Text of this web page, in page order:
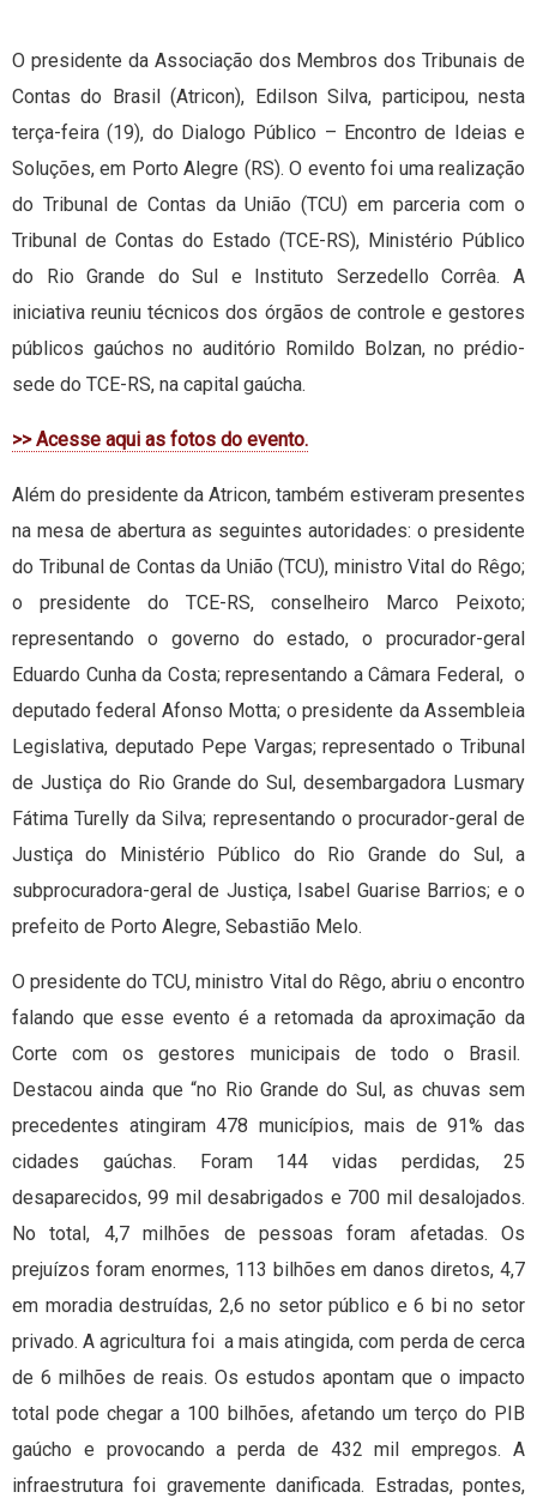
O presidente da Associação dos Membros dos Tribunais de
Contas do Brasil (Atricon), Edilson Silva, participou, nesta
terça-feira (19), do Dialogo Público – Encontro de Ideias e
Soluções, em Porto Alegre (RS). O evento foi uma realização
do Tribunal de Contas da União (TCU) em parceria com o
Tribunal de Contas do Estado (TCE-RS), Ministério Público
do Rio Grande do Sul e Instituto Serzedello Corrêa. A
iniciativa reuniu técnicos dos órgãos de controle e gestores
públicos gaúchos no auditório Romildo Bolzan, no prédio-
sede do TCE-RS, na capital gaúcha.
>> Acesse aqui as fotos do evento.
Além do presidente da Atricon, também estiveram presentes
na mesa de abertura as seguintes autoridades: o presidente
do Tribunal de Contas da União (TCU), ministro Vital do Rêgo;
o presidente do TCE-RS, conselheiro Marco Peixoto;
representando o governo do estado, o procurador-geral
Eduardo Cunha da Costa; representando a Câmara Federal, o
deputado federal Afonso Motta; o presidente da Assembleia
Legislativa, deputado Pepe Vargas; representado o Tribunal
de Justiça do Rio Grande do Sul, desembargadora Lusmary
Fátima Turelly da Silva; representando o procurador-geral de
Justiça do Ministério Público do Rio Grande do Sul, a
subprocuradora-geral de Justiça, Isabel Guarise Barrios; e o
prefeito de Porto Alegre, Sebastião Melo.
O presidente do TCU, ministro Vital do Rêgo, abriu o encontro
falando que esse evento é a retomada da aproximação da
Corte com os gestores municipais de todo o Brasil.
Destacou ainda que “no Rio Grande do Sul, as chuvas sem
precedentes atingiram 478 municípios, mais de 91% das
cidades gaúchas. Foram 144 vidas perdidas, 25
desaparecidos, 99 mil desabrigados e 700 mil desalojados.
No total, 4,7 milhões de pessoas foram afetadas. Os
prejuízos foram enormes, 113 bilhões em danos diretos, 4,7
em moradia destruídas, 2,6 no setor público e 6 bi no setor
privado. A agricultura foi a mais atingida, com perda de cerca
de 6 milhões de reais. Os estudos apontam que o impacto
total pode chegar a 100 bilhões, afetando um terço do PIB
gaúcho e provocando a perda de 432 mil empregos. A
infraestrutura foi gravemente danificada. Estradas, pontes,